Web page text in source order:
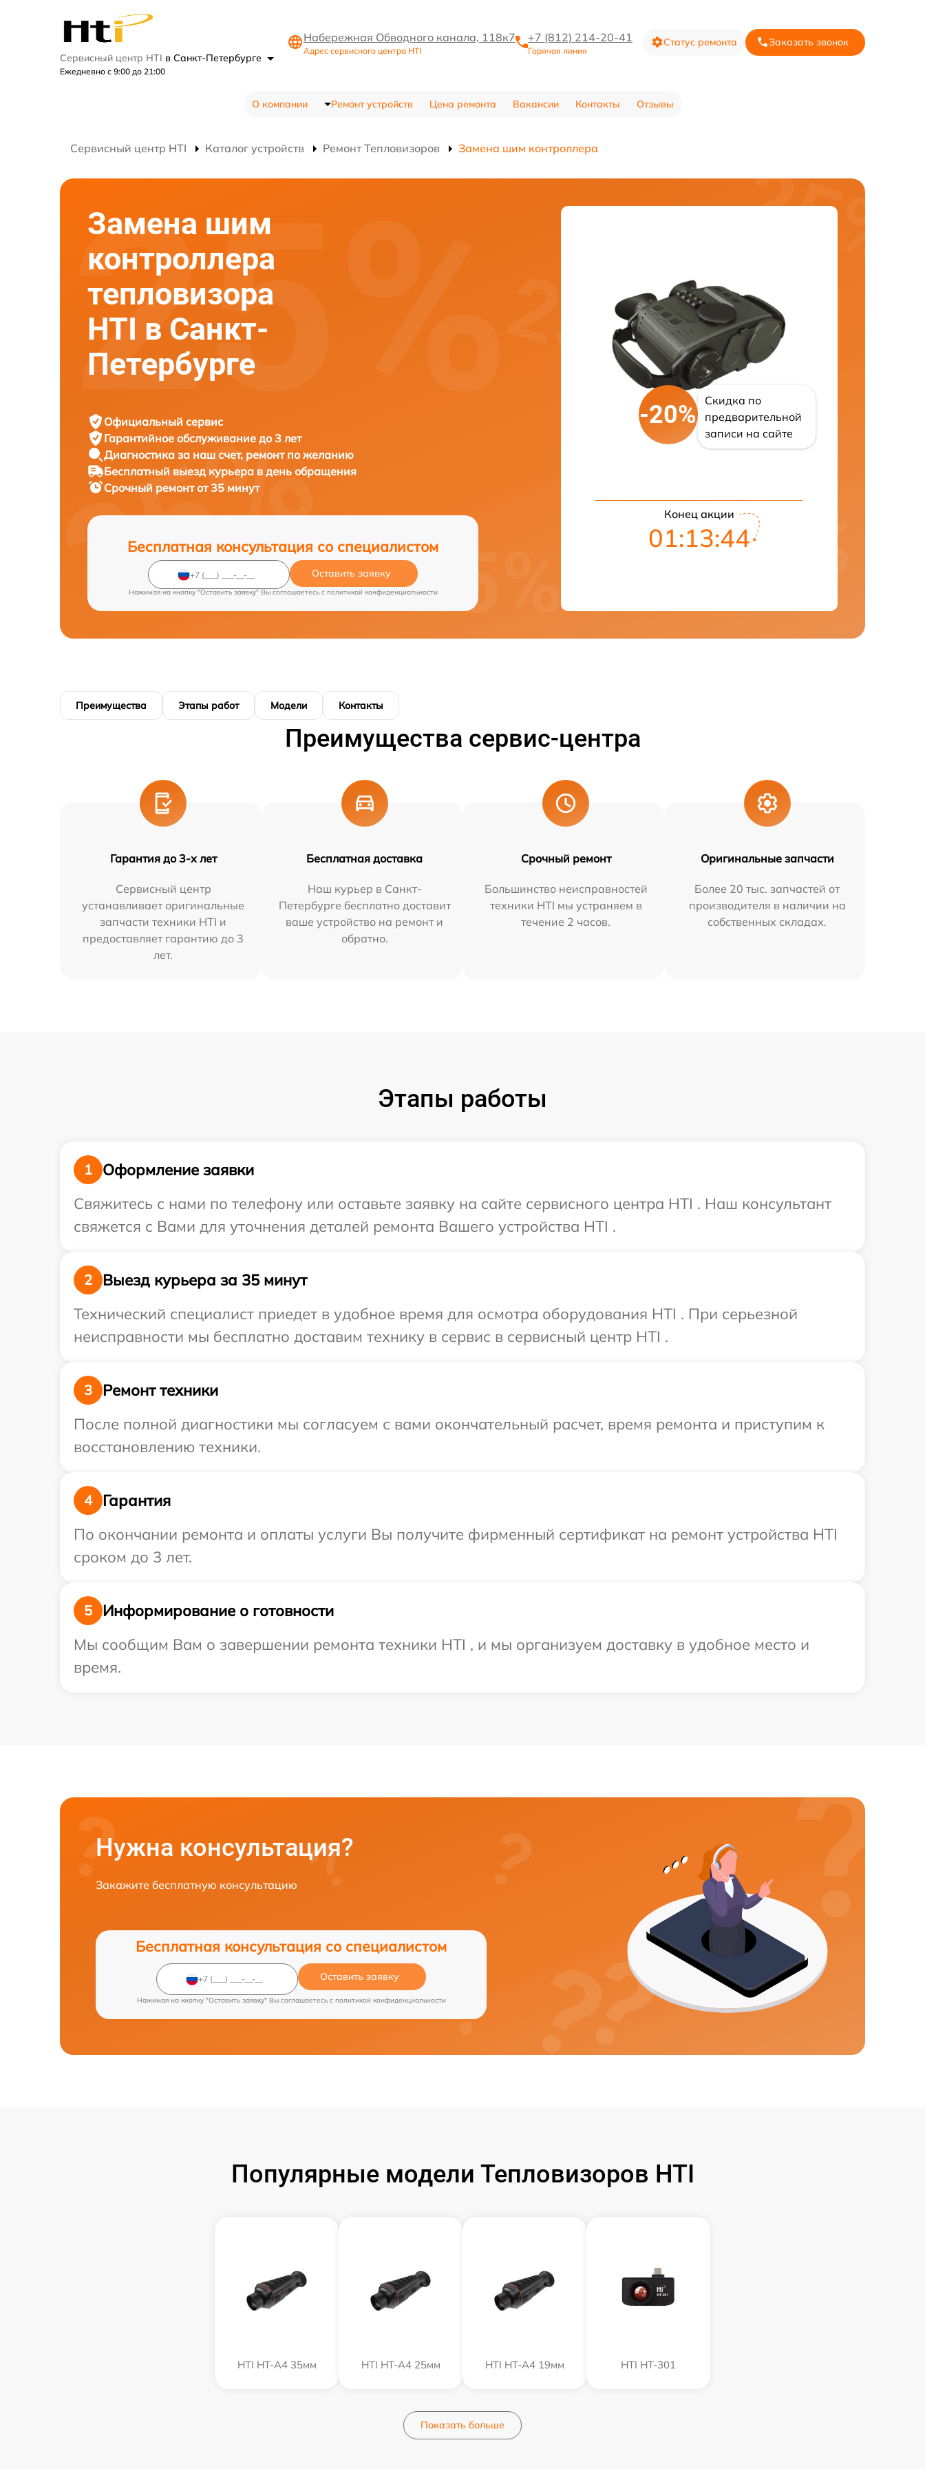
Сервисный центр HTI в Санкт-Петербурге
Ежедневно с 9:00 до 21:00
Набережная Обводного канала, 118к7
Адрес сервисного центра HTI
+7 (812) 214-20-41
Горячая линия
Статус ремонта Заказать звонок
О компании Ремонт устройств Цена ремонта Вакансии Контакты Отзывы
Сервисный центр HTI Каталог устройств Ремонт Тепловизоров Замена шим контроллера
Замена шим
контроллера
тепловизора
HTI в Санкт-
Петербурге
Официальный сервис
Гарантийное обслуживание до 3 лет
Диагностика за наш счет, ремонт по желанию
Бесплатный выезд курьера в день обращения
Срочный ремонтот 35 минут
Бесплатная консультация со специалистом
Оставить заявку
Нажимая на кнопку "Оставить заявку" Вы соглашаетесь c политикой конфиденциальности
-20%
Скидка по
предварительной
записи на сайте
Конец акции
01:13:43
Преимущества Этапы работ Модели Контакты
Преимущества сервис-центра
Гарантия до 3-х лет
Сервисный центр
устанавливает оригинальные
запчасти техники HTI и
предоставляет гарантию до 3
лет.
Бесплатная доставка
Наш курьер в Санкт-
Петербурге бесплатно доставит
ваше устройство на ремонт и
обратно.
Срочный ремонт
Большинство неисправностей
техники HTI мы устраняем в
течение 2 часов.
Оригинальные запчасти
Более 20 тыс. запчастей от
производителя в наличии на
собственных складах.
Этапы работы
1
Оформление заявки
Свяжитесь с нами по телефону или оставьте заявку на сайте сервисного центра HTI . Наш консультант
свяжется с Вами для уточнения деталей ремонта Вашего устройства HTI .
2
Выезд курьера за 35 минут
Технический специалист приедет в удобное время для осмотра оборудования HTI . При серьезной
неисправности мы бесплатно доставим технику в сервис в сервисный центр HTI .
3
Ремонт техники
После полной диагностики мы согласуем с вами окончательный расчет, время ремонта и приступим к
восстановлению техники.
4
Гарантия
По окончании ремонта и оплаты услуги Вы получите фирменный сертификат на ремонт устройства HTI
сроком до 3 лет.
5
Информирование о готовности
Мы сообщим Вам о завершении ремонта техники HTI , и мы организуем доставку в удобное место и
время.
Нужна консультация?
Закажите бесплатную консультацию
Бесплатная консультация со специалистом
Оставить заявку
Нажимая на кнопку "Оставить заявку" Вы соглашаетесь c политикой конфиденциальности
Популярные модели Тепловизоров HTI
HTI HT-A4 35мм HTI HT-A4 25мм HTI HT-A4 19мм HTI HT-301
Показать больше